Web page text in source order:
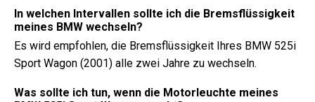
In welchen Intervallen sollte ich die Bremsflüssigkeit
meines BMW wechseln?
Es wird empfohlen, die Bremsflüssigkeit Ihres BMW 525i
Sport Wagon (2001) alle zwei Jahre zu wechseln.
Was sollte ich tun, wenn die Motorleuchte meines